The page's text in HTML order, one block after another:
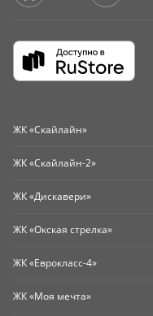
ЖК «Скайлайн»
ЖК «Скайлайн-2»
ЖК «Дискавери»
ЖК «Окская стрелка»
ЖК «Еврокласс-4»
ЖК «Моя мечта»